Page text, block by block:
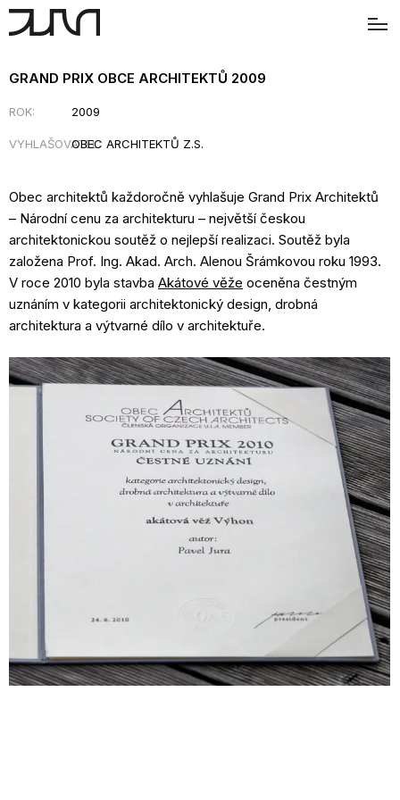
GRAND PRIX OBCE ARCHITEKTŮ 2009
ROK: 2009
VYHLAŠOVATEL:OBEC ARCHITEKTŮ Z.S.
Obec architektů každoročně vyhlašuje Grand Prix Architektů
– Národní cenu za architekturu – největší českou
architektonickou soutěž o nejlepší realizaci. Soutěž byla
založena Prof. Ing. Akad. Arch. Alenou Šrámkovou roku 1993.
V roce 2010 byla stavba Akátové věže oceněna čestným
uznáním v kategorii architektonický design, drobná
architektura a výtvarné dílo v architektuře.